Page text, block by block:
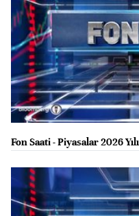
Fon Saati - Piyasalar 2026